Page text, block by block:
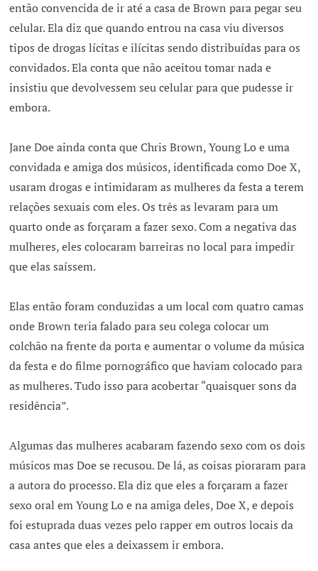
então convencida de ir até a casa de Brown para pegar seu
celular. Ela diz que quando entrou na casa viu diversos
tipos de drogas lícitas e ilícitas sendo distribuídas para os
convidados. Ela conta que não aceitou tomar nada e
insistiu que devolvessem seu celular para que pudesse ir
embora.
Jane Doe ainda conta que Chris Brown, Young Lo e uma
convidada e amiga dos músicos, identificada como Doe X,
usaram drogas e intimidaram as mulheres da festa a terem
relações sexuais com eles. Os três as levaram para um
quarto onde as forçaram a fazer sexo. Com a negativa das
mulheres, eles colocaram barreiras no local para impedir
que elas saíssem.
Elas então foram conduzidas a um local com quatro camas
onde Brown teria falado para seu colega colocar um
colchão na frente da porta e aumentar o volume da música
da festa e do filme pornográfico que haviam colocado para
as mulheres. Tudo isso para acobertar “quaisquer sons da
residência”.
Algumas das mulheres acabaram fazendo sexo com os dois
músicos mas Doe se recusou. De lá, as coisas pioraram para
a autora do processo. Ela diz que eles a forçaram a fazer
sexo oral em Young Lo e na amiga deles, Doe X, e depois
foi estuprada duas vezes pelo rapper em outros locais da
casa antes que eles a deixassem ir embora.